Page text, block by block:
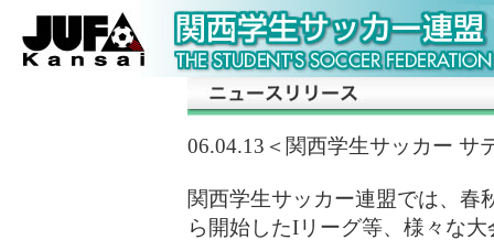
06.04.13＜関西学生サッカー サ
関西学生サッカー連盟では、春
ら開始したIリーグ等、様々な